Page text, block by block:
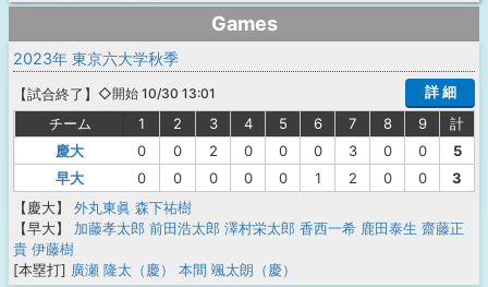
Games
2023年 東京六大学秋季
【試合終了 】 ◇開始 10/30 13:01
詳 細
チーム
1 2 3 4 5 6 7 8 9
計
慶大
0 0 2 0 0 0 3 0 0
5
早大
0 0 0 0 0 1 2 0 0
3
【慶大】
外丸東眞 森下祐樹
【早大】
加藤孝太郎 前田浩太郎 澤村栄太郎 香西一希 鹿田泰生 齋藤正
貴 伊藤樹
[本塁打] 廣瀬 隆太（慶） 本間 颯太朗（慶）